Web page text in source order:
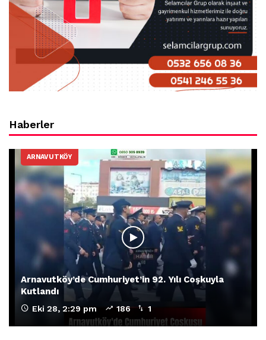
Haberler
ARNAVUTKÖY
Arnavutköy’de Cumhuriyet’in 92. Yılı Coşkuyla
Kutlandı
Eki 28, 2:29 pm 186 1